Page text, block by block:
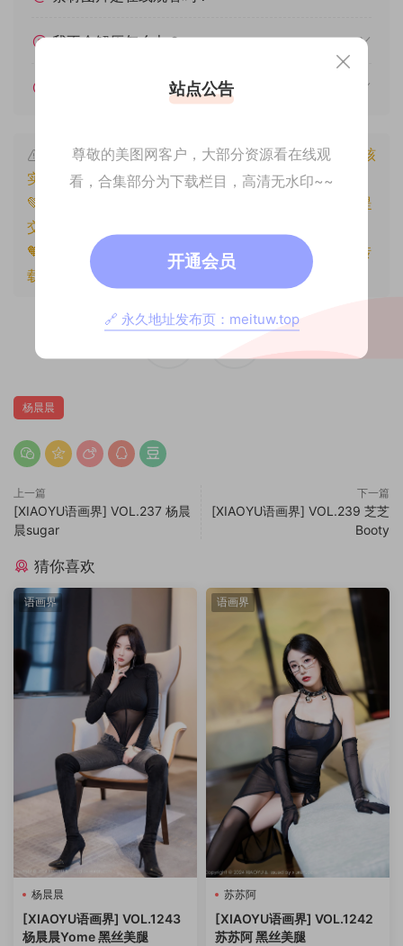
我不会解压怎么办？
遇见其他问题怎么办？
本文资源仅供个人参考学习，请勿批量搬运，一经核
实将封禁账号权限！
💚本文资源均来源网友分享，若侵犯了您的权益可以提
交工单处理。
🧡原文链接：
https://www.znjxg.com/1535.html
，转
载请注明出处。
杨晨晨
上一篇
[XIAOYU语画界] VOL.237 杨晨
晨sugar
下一篇
[XIAOYU语画界] VOL.239 芝芝
Booty
猜你喜欢
语画界
杨晨晨
[XIAOYU语画界] VOL.1243
杨晨晨Yome 黑丝美腿
语画界
苏苏阿
[XIAOYU语画界] VOL.1242
苏苏阿 黑丝美腿
站点公告
尊敬的美图网客户，大部分资源看在线观
看，合集部分为下载栏目，高清无水印~~
开通会员
🔗 永久地址发布页：meituw.top